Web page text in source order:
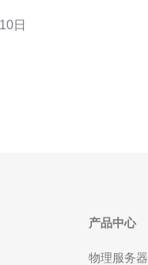
南战争为背
日
产品中心
物理服务器